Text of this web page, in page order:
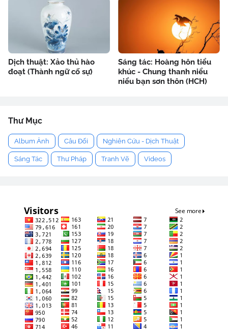
Dịch thuật: Xảo thủ hào
đoạt (Thành ngữ cố sự)
Sáng tác: Hoàng hôn tiểu
khúc - Chung thanh niểu
niểu bạn sơn thôn (HCH)
Thư Mục
Album Ảnh Câu Đối Nghiên Cứu - Dịch Thuật
Sáng Tác Thư Pháp Tranh Vẽ Videos